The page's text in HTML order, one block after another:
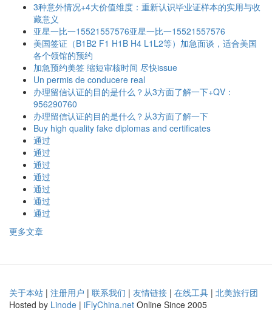
3种意外情况+4大价值维度：重新认识毕业证样本的实用与收
藏意义
亚星一比一15521557576亚星一比一15521557576
美国签证（B1B2 F1 H1B H4 L1L2等）加急面谈，适合美国
各个领馆的预约
加急预约美签 缩短审核时间 尽快issue
Un permis de conducere real
办理留信认证的目的是什么？从3方面了解一下+QV：
956290760
办理留信认证的目的是什么？从3方面了解一下
Buy high quality fake diplomas and certificates
通过
通过
通过
通过
通过
通过
通过
更多文章
关于本站 | 注册用户 | 联系我们 | 友情链接 | 在线工具 | 北美旅行团
Hosted by Linode | iFlyChina.net Online Since 2005